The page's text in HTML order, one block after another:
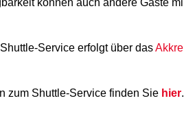
Service erfolgt über dasAkkre
zum Shuttle-Service finden Sie hier.